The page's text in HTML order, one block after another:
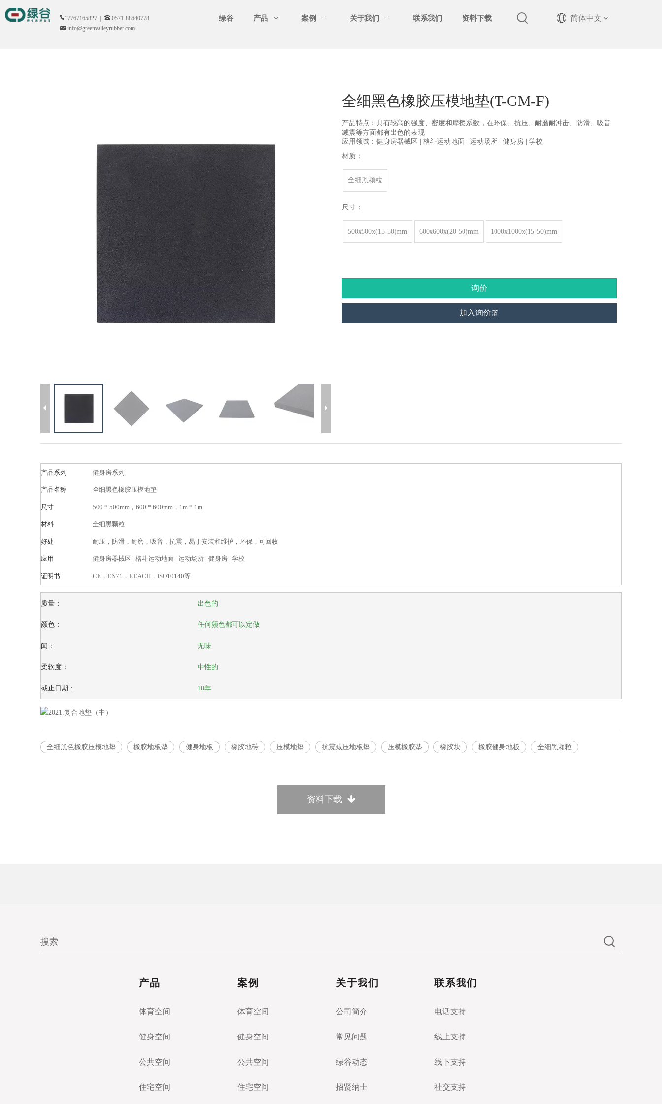
17767165827 |
0571-88640778
info@greenvalleyrubber.com
绿谷 产品 案例 关于我们 联系我们 资料下载 简体中文
全细黑色橡胶压模地垫(T-GM-F)
产品特点：具有较高的强度、密度和摩擦系数，在环保、抗压、耐磨耐冲击、防滑、吸音
减震等方面都有出色的表现
应用领域：健身房器械区 | 格斗运动地面 | 运动场所 | 健身房 | 学校
材质：
全细黑颗粒
尺寸：
500x500x(15-50)mm 600x600x(20-50)mm 1000x1000x(15-50)mm
询价
加入询价篮
产品系列 健身房系列
产品名称 全细黑色橡胶压模地垫
尺寸 500 * 500mm，600 * 600mm，1m * 1m
材料 全细黑颗粒
好处 耐压，防滑，耐磨，吸音，抗震，易于安装和维护，环保，可回收
应用 健身房器械区 | 格斗运动地面 | 运动场所 | 健身房 | 学校
证明书 CE，EN71，REACH，ISO10140等
质量： 出色的
颜色： 任何颜色都可以定做
闻： 无味
柔软度： 中性的
截止日期： 10年
全细黑色橡胶压模地垫 橡胶地板垫 健身地板 橡胶地砖 压模地垫 抗震减压地板垫 压模橡胶垫 橡胶块 橡胶健身地板 全细黑颗粒
资料下载
产品
体育空间
健身空间
公共空间
住宅空间
案例
体育空间
健身空间
公共空间
住宅空间
关于我们
公司简介
常见问题
绿谷动态
招贤纳士
联系我们
电话支持
线上支持
线下支持
社交支持